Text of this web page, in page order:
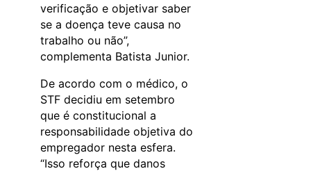
verificação e objetivar saber
se a doença teve causa no
trabalho ou não”,
complementa Batista Junior.
De acordo com o médico, o
STF decidiu em setembro
que é constitucional a
responsabilidade objetiva do
empregador nesta esfera.
“Isso reforça que danos